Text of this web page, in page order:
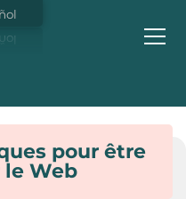
pour être
Web